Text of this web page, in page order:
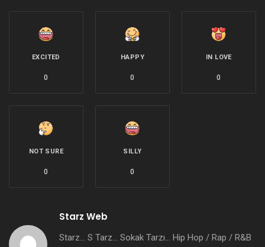
EXCITED
0
HAPPY
0
IN LOVE
0
NOT SURE
0
SILLY
0
Starz Web
Starz... S Tarz... Sokak Tarzı... Hip Hop / Rap / R&B